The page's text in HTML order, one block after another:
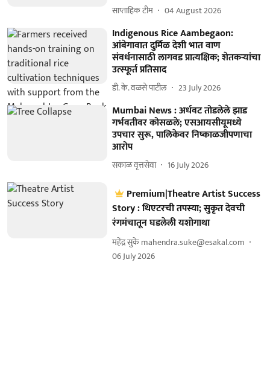
साप्ताहिक टीम 04 August 2026
Indigenous Rice Aambegaon:
आंबेगावात दुर्मिळ देशी भात वाण
संवर्धनासाठी लागवड प्रात्यक्षिक; शेतकऱ्यांचा
उत्स्फूर्त प्रतिसाद
डी. के. वळसे पाटील 23 July 2026
Mumbai News : अर्धवट तोडलेले झाड
गर्भवतीवर कोसळले; एसआयसीयूमध्ये
उपचार सुरू, पालिकेवर निष्काळजीपणाचा
आरोप
सकाळ वृत्तसेवा 16 July 2026
Premium|Theatre Artist Success
Story : थिएटरची तपस्या; सुकृत देवची
रंगमंचातून घडलेली यशोगाथा
महेंद्र सुके mahendra.suke@esakal.com
06 July 2026